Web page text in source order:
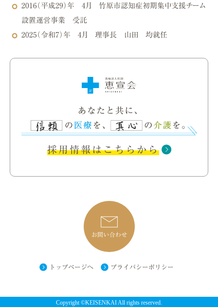
2016（平成29）年 4月
竹原市認知症初期集中支援チーム
設置運営事業 受託
2025（令和7）年 4月
理事長 山田 均就任
採用情報はこちらから
トップページへ プライバシーポリシー
Copyright ©KEISENKAI All rights reserved.